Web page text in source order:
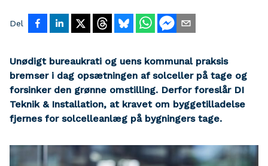
Del
Unødigt bureaukrati og uens kommunal praksis
bremser i dag opsætningen af solceller på tage og
forsinker den grønne omstilling. Derfor foreslår DI
Teknik & Installation, at kravet om byggetilladelse
fjernes for solcelleanlæg på bygningers tage.